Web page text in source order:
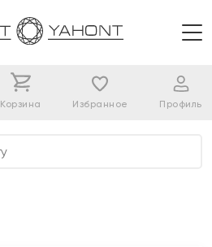
Корзина Избранное Профиль